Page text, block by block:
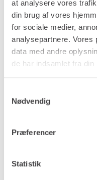
at analysere vores
din brug af vores
for sociale medier,
analysepartnere. Vores
data med andre
de har indsamlet fra din
Nødvendig
Præferencer
Statistik
vælge den rigtige
arbejder.
Specifikationer
Brændstofforbrug